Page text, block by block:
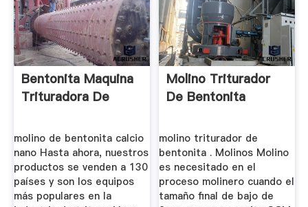
Bentonita Maquina
Trituradora De
molino de bentonita calcio
nano Hasta ahora, nuestros
productos se venden a 130
países y son los equipos
más populares en la
Molino Triturador
De Bentonita
molino triturador de
bentonita . Molinos Molino
es necesitado en el
proceso molinero cuando el
tamaño final de bajo de